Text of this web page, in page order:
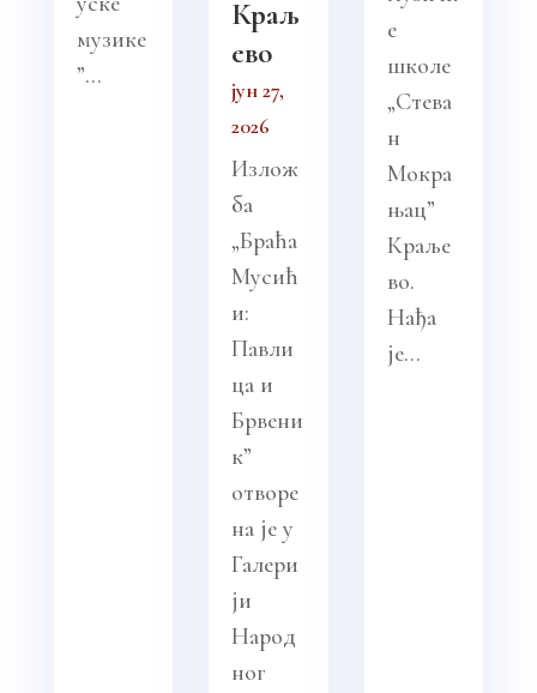
музике
”...
Краљ
ево
јун 27,
2026
Излож
ба
„Браћа
Мусић
и:
Павли
ца и
Брвени
к”
отворе
на је у
Галери
ји
Народ
ног
е
школе
„Стева
н
Мокра
њац”
Краље
во.
Нађа
је...